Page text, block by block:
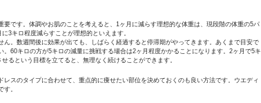
です。体調やお肌のことを考えると、1ヶ月に減らす理想的な体重は、現段階の体重の5パ
3キロ程度減らすことが理想的といえます。
。数週間後に効果が出ても、しばらく経過すると停滞期がやってきます。あくまで目安で
60キロの方が5キロの減量に挑戦する場合は2ヶ月程度かかることになります。2ヶ月で5キ
るという目標を立てると、無理なく続けることができます。
スのタイプに合わせて、重点的に痩せたい部位を決めておくのも良い方法です。ウエディ
。